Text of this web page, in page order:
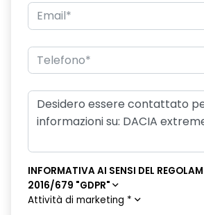
INFORMATIVA AI SENSI DEL
2016/679 "GDPR"
Attività di marketing *